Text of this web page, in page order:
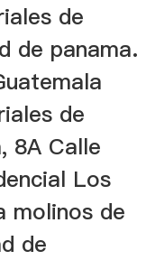
de
de panama.
de
8A Calle
Los
molinos de
de